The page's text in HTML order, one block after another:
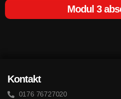
Modul 3
Kontakt
0176 76727020